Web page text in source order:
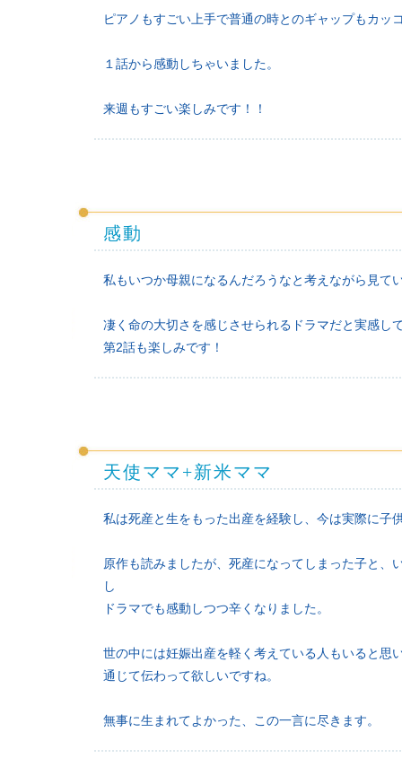
ピアノもすごい上手で普通の時とのギャップもカッ
１話から感動しちゃいました。
来週もすごい楽しみです！！
感動
私もいつか母親になるんだろうなと考えながら見て
凄く命の大切さを感じさせられるドラマだと実感し
第2話も楽しみです！
天使ママ+新米ママ
私は死産と生をもった出産を経験し、今は実際に子
原作も読みましたが、死産になってしまった子と
し
ドラマでも感動しつつ辛くなりました。
世の中には妊娠出産を軽く考えている人もいると思
通じて伝わって欲しいですね。
無事に生まれてよかった、この一言に尽きます。